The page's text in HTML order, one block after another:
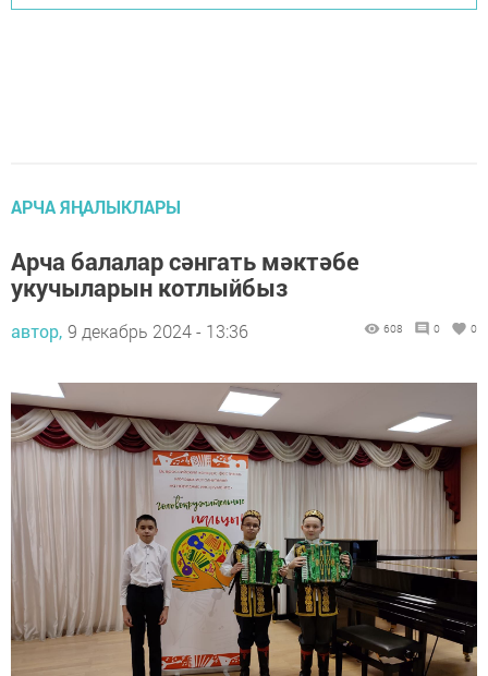
АРЧА ЯҢАЛЫКЛАРЫ
Арча балалар сәнгать мәктәбе
укучыларын котлыйбыз
автор, 9 декабрь 2024 - 13:36 608 0 0